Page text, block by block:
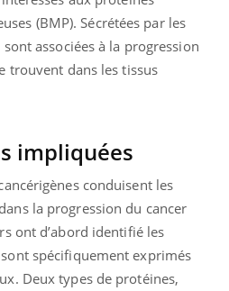
(BMP). Sécrétées par les
associées à la progression
trouvent dans les tissus
impliquées
conduisent les
la progression du cancer
ont d’abord identifié les
spécifiquement exprimés
Deux types de protéines,